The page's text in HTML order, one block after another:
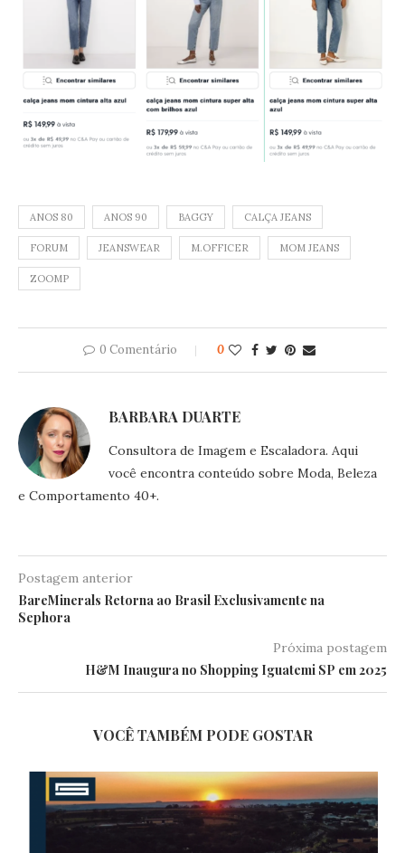
ANOS 80 ANOS 90 BAGGY CALÇA JEANS
FORUM JEANSWEAR M.OFFICER MOM JEANS
ZOOMP
0 Comentário 0
BARBARA DUARTE
Consultora de Imagem e Escaladora. Aqui
você encontra conteúdo sobre Moda, Beleza
e Comportamento 40+.
Postagem anterior
BareMinerals Retorna ao Brasil Exclusivamente na
Sephora
Próxima postagem
H&M Inaugura no Shopping Iguatemi SP em 2025
VOCÊ TAMBÉM PODE GOSTAR